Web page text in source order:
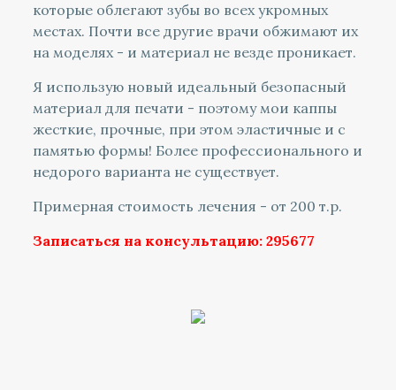
которые облегают зубы во всех укромных
местах. Почти все другие врачи обжимают их
на моделях - и материал не везде проникает.
Я использую новый идеальный безопасный
материал для печати - поэтому мои каппы
жесткие, прочные, при этом эластичные и с
памятью формы! Более профессионального и
недорого варианта не существует.
Примерная стоимость лечения - от 200 т.р.
Записаться на консультацию: 295677